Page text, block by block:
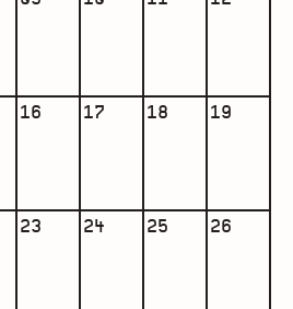
16 17 18 19
23 24 25 26